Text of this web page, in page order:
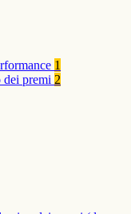
1
dei premi 2